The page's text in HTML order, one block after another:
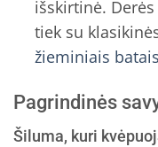
išskirtinė.
tiek su
žieminiais batais
Pagrindinės
Šiluma, kuri